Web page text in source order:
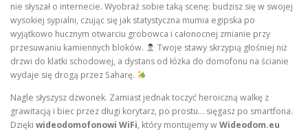
nie słyszał o internecie. Wyobraź sobie taką scenę: budzisz się w swojej
wysokiej sypialni, czując się jak statystyczna mumia egipska po
wyjątkowo hucznym otwarciu grobowca i całonocnej zmianie przy
przesuwaniu kamiennych bloków.
Twoje stawy skrzypią głośniej niż
drzwi do klatki schodowej, a dystans od łóżka do domofonu na ścianie
wydaje się drogą przez Saharę.
Nagle słyszysz dzwonek. Zamiast jednak toczyć heroiczną walkę z
grawitacją i biec przez długi korytarz, po prostu… sięgasz po smartfona.
Dzięki wideodomofonowi WiFi, który montujemy wWideodom.eu